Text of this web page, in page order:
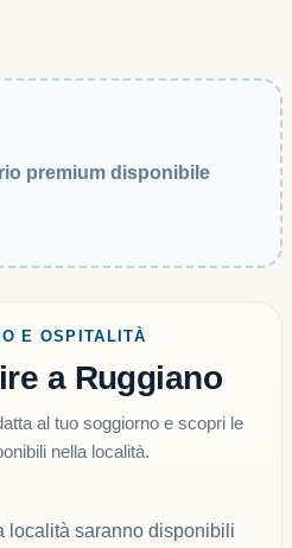
premium disponibile
E OSPITALITÀ
a Ruggiano
al tuo soggiorno e scopri le
nella località.
località saranno disponibili